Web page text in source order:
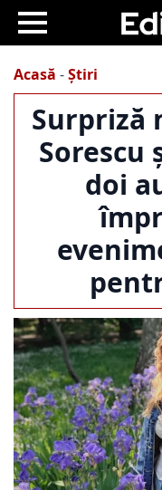
Acasă -Știri
Surpriză
Sorescu
doi